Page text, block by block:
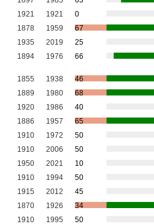
1921 1921
0
1878 1959
67
1935 2019
25
1894 1976 66
1855 1938
46
1889 1980
68
1920 1986
40
1886 1957
65
1910 1972
50
1910 2006
50
1950 2021
10
1910 1994
50
1915 2012
45
1870 1926
34
1910 1995 50